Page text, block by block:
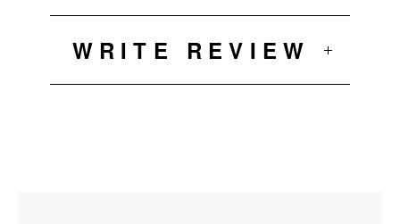
WRITE REVIEW